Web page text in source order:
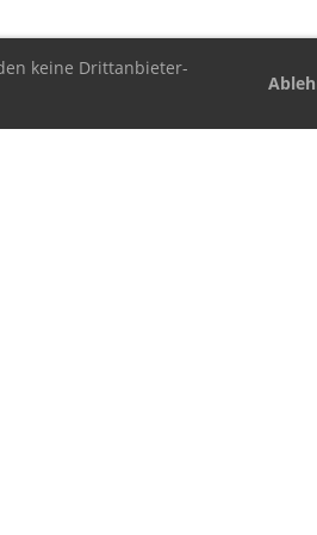
keine Drittanbieter-